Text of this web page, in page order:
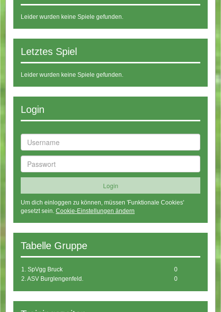
Leider wurden keine Spiele gefunden.
Letztes Spiel
Leider wurden keine Spiele gefunden.
Login
Um dich einloggen zu können, müssen 'Funktionale Cookies'
gesetzt sein. Cookie-Einstellungen ändern
Tabelle Gruppe
1. SpVgg Bruck
0
2. ASV Burglengenfeld.
0